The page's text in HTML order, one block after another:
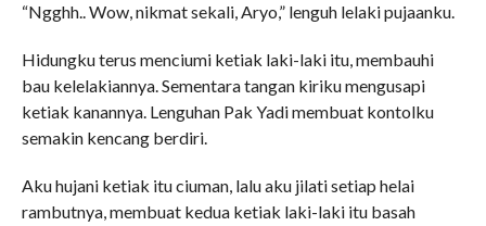
“Ngghh.. Wow, nikmat sekali, Aryo,” lenguh lelaki pujaanku.
Hidungku terus menciumi ketiak laki-laki itu, membauhi
bau kelelakiannya. Sementara tangan kiriku mengusapi
ketiak kanannya. Lenguhan Pak Yadi membuat kontolku
semakin kencang berdiri.
Aku hujani ketiak itu ciuman, lalu aku jilati setiap helai
rambutnya, membuat kedua ketiak laki-laki itu basah